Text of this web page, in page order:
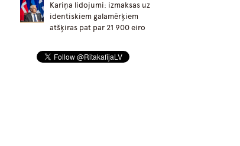
Kariņa lidojumi: izmaksas uz
identiskiem galamērķiem
atšķiras pat par 21 900 eiro